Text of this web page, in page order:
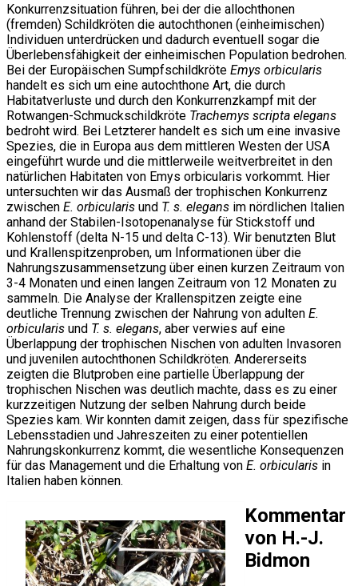
Konkurrenzsituation führen, bei der die allochthonen
(fremden) Schildkröten die autochthonen (einheimischen)
Individuen unterdrücken und dadurch eventuell sogar die
Überlebensfähigkeit der einheimischen Population bedrohen.
Bei der Europäischen Sumpfschildkröte Emys orbicularis
handelt es sich um eine autochthone Art, die durch
Habitatverluste und durch den Konkurrenzkampf mit der
Rotwangen-Schmuckschildkröte Trachemys scripta elegans
bedroht wird. Bei Letzterer handelt es sich um eine invasive
Spezies, die in Europa aus dem mittleren Westen der USA
eingeführt wurde und die mittlerweile weitverbreitet in den
natürlichen Habitaten von Emys orbicularis vorkommt. Hier
untersuchten wir das Ausmaß der trophischen Konkurrenz
zwischen E. orbicularis und T. s. elegans im nördlichen Italien
anhand der Stabilen-Isotopenanalyse für Stickstoff und
Kohlenstoff (delta N-15 und delta C-13). Wir benutzten Blut
und Krallenspitzenproben, um Informationen über die
Nahrungszusammensetzung über einen kurzen Zeitraum von
3-4 Monaten und einen langen Zeitraum von 12 Monaten zu
sammeln. Die Analyse der Krallenspitzen zeigte eine
deutliche Trennung zwischen der Nahrung von adulten E.
orbicularis und T. s. elegans, aber verwies auf eine
Überlappung der trophischen Nischen von adulten Invasoren
und juvenilen autochthonen Schildkröten. Andererseits
zeigten die Blutproben eine partielle Überlappung der
trophischen Nischen was deutlich machte, dass es zu einer
kurzzeitigen Nutzung der selben Nahrung durch beide
Spezies kam. Wir konnten damit zeigen, dass für spezifische
Lebensstadien und Jahreszeiten zu einer potentiellen
Nahrungskonkurrenz kommt, die wesentliche Konsequenzen
für das Management und die Erhaltung von E. orbicularis in
Italien haben können.
Kommentar
von H.-J.
Bidmon